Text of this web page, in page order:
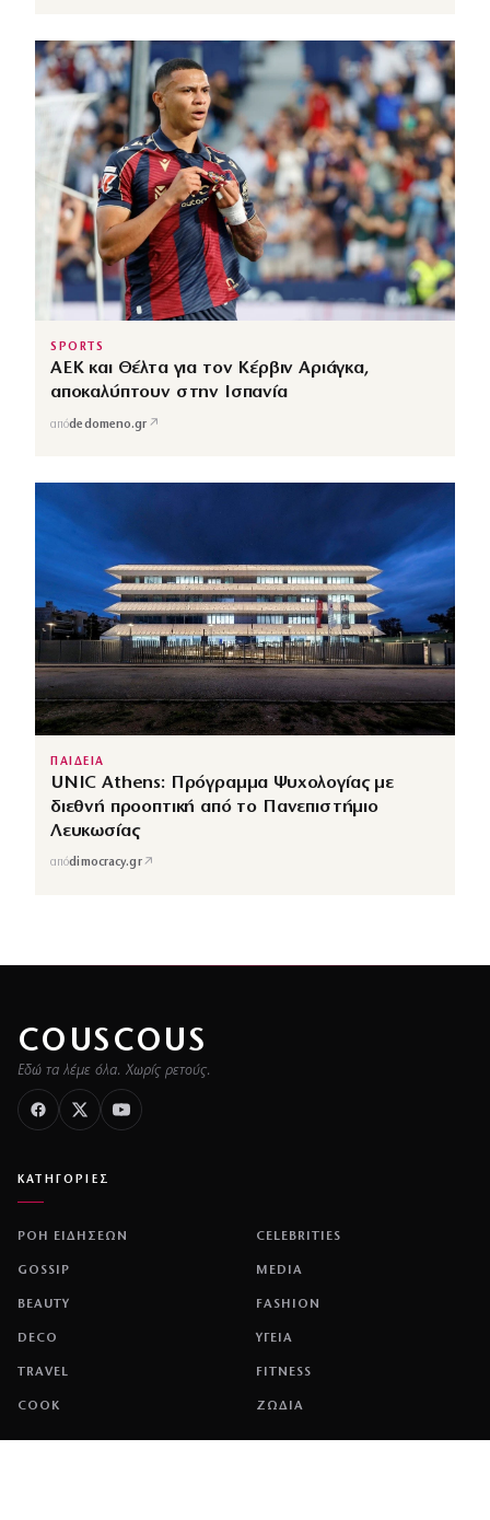
SPORTS
ΑΕΚ και Θέλτα για τον Κέρβιν Αριάγκα,
αποκαλύπτουν στην Ισπανία
απόdedomeno.gr ↗
ΠΑΙΔΕΙΑ
UNIC Athens: Πρόγραμμα Ψυχολογίας με
διεθνή προοπτική από το Πανεπιστήμιο
Λευκωσίας
απόdimocracy.gr↗
COUSCOUS
Εδώ τα λέμε όλα. Χωρίς ρετούς.
ΚΑΤΗΓΟΡΙΕΣ
ΡΟΗ ΕΙΔΗΣΕΩΝ CELEBRITIES
GOSSIP MEDIA
BEAUTY FASHION
DECO ΥΓΕΙΑ
TRAVEL FITNESS
COOK ΖΩΔΙΑ